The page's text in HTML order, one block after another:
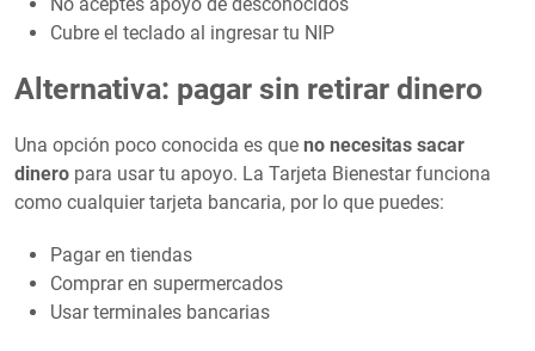
Cubre el teclado al ingresar tu NIP
Alternativa: pagar sin retirar dinero
Una opción poco conocida es que no necesitas sacar
dinero para usar tu apoyo. La Tarjeta Bienestar funciona
como cualquier tarjeta bancaria, por lo que puedes:
Pagar en tiendas
Comprar en supermercados
Usar terminales bancarias